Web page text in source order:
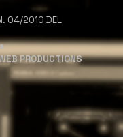
04/2010 DEL
PRODUCTIONS